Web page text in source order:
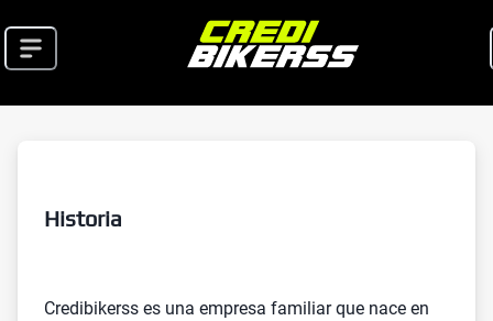
Historia
Credibikerss es una empresa familiar que nace en